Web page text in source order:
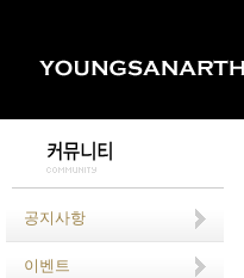
공지사항
이벤트